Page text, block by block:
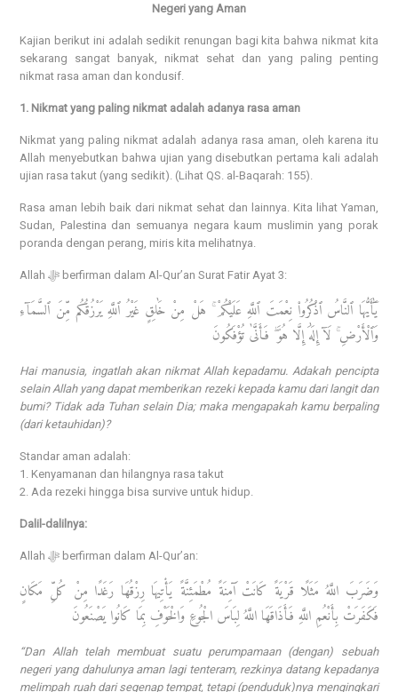
Negeri yang Aman
Kajian berikut ini adalah sedikit renungan bagi kita bahwa nikmat kita
sekarang sangat banyak, nikmat sehat dan yang paling penting
nikmat rasa aman dan kondusif.
1. Nikmat yang paling nikmat adalah adanya rasa aman
Nikmat yang paling nikmat adalah adanya rasa aman, oleh karena itu
Allah menyebutkan bahwa ujian yang disebutkan pertama kali adalah
ujian rasa takut (yang sedikit). (Lihat QS. al-Baqarah: 155).
Rasa aman lebih baik dari nikmat sehat dan lainnya. Kita lihat Yaman,
Sudan, Palestina dan semuanya negara kaum muslimin yang porak
poranda dengan perang, miris kita melihatnya.
Allah ﷻ berfirman dalam Al-Qur’an Surat Fatir Ayat 3:
يَٰٓأَيُّهَا ٱلنَّاسُ ٱذْكُرُوا۟ نِعْمَتَ ٱللَّهِ عَلَيْكُمْ ۚ هَلْ مِنْ خَٰلِقٍ غَيْرُ ٱللَّهِ يَرْزُقُكُم مِّنَ ٱلسَّمَآءِ
وَٱلْأَرْضِ ۚ لَآ إِلَٰهَ إِلَّا هُوَ ۖ فَأَنَّىٰ تُؤْفَكُونَ
Hai manusia, ingatlah akan nikmat Allah kepadamu. Adakah pencipta
selain Allah yang dapat memberikan rezeki kepada kamu dari langit dan
bumi? Tidak ada Tuhan selain Dia; maka mengapakah kamu berpaling
(dari ketauhidan)?
Standar aman adalah:
1. Kenyamanan dan hilangnya rasa takut
2. Ada rezeki hingga bisa survive untuk hidup.
Dalil-dalilnya:
Allah ﷻ berfirman dalam Al-Qur’an:
وَضَرَبَ اللَّهُ مَثَلًا قَرْيَةً كَانَتْ آَمِنَةً مُطْمَئِنَّةً يَأْتِيهَا رِزْقُهَا رَغَدًا مِنْ كُلِّ مَكَانٍ
فَكَفَرَتْ بِأَنْعُمِ اللَّهِ فَأَذَاقَهَا اللَّهُ لِبَاسَ الْجُوعِ وَالْخَوْفِ بِمَا كَانُوا يَصْنَعُونَ
“Dan Allah telah membuat suatu perumpamaan (dengan) sebuah
negeri yang dahulunya aman lagi tenteram, rezkinya datang kepadanya
melimpah ruah dari segenap tempat, tetapi (penduduk)nya mengingkari